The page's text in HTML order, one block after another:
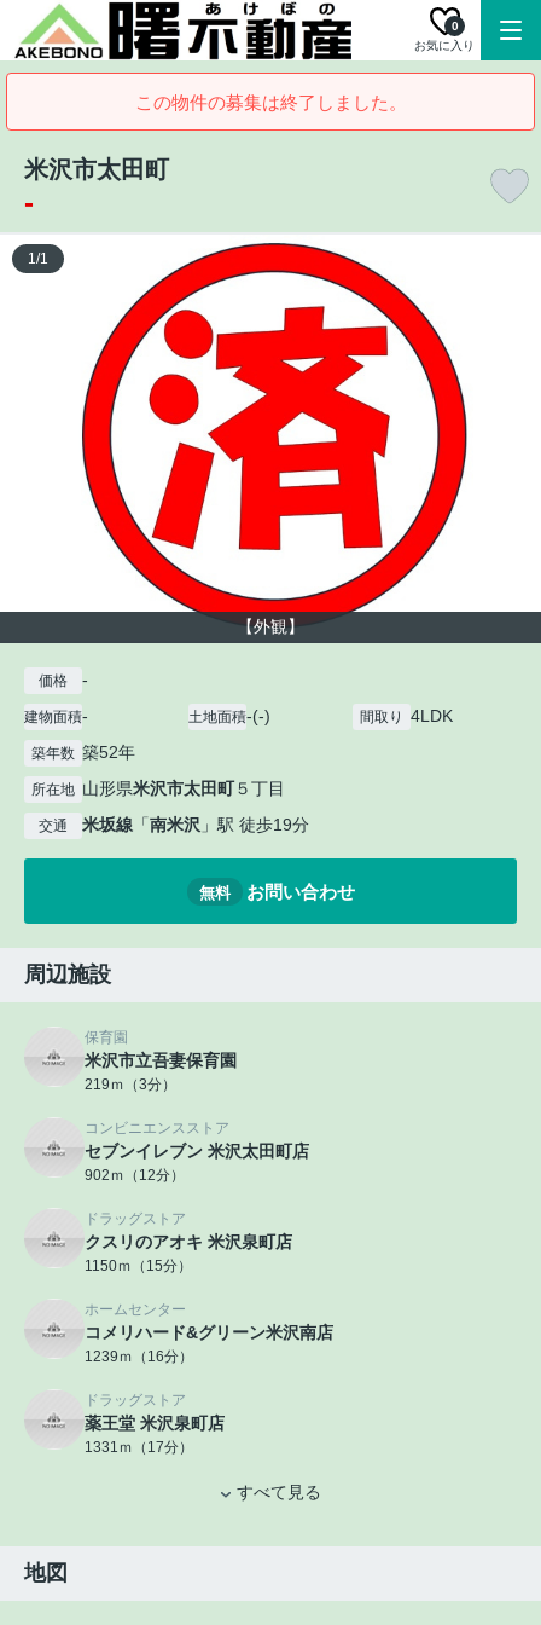
お気に入り
0
この物件の募集は終了しました。
米沢市太田町
-
【外観】
1/1
価格 -
建物面積- 土地面積-(-) 間取り 4LDK
築年数 築52年
所在地 山形県米沢市太田町５丁目
交通 米坂線 「南米沢 」駅 徒歩19分
無料 お問い合わせ
周辺施設
保育園
米沢市立吾妻保育園
219ｍ（3分）
コンビニエンスストア
セブンイレブン 米沢太田町店
902ｍ（12分）
ドラッグストア
クスリのアオキ 米沢泉町店
1150ｍ（15分）
ホームセンター
コメリハード&グリーン米沢南店
1239ｍ（16分）
ドラッグストア
薬王堂 米沢泉町店
1331ｍ（17分）
すべて見る
地図